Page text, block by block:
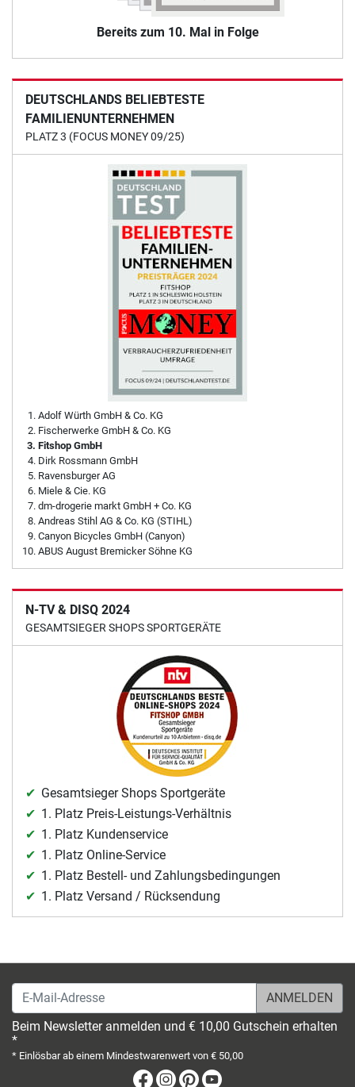
Bereits zum 10. Mal in Folge
DEUTSCHLANDS BELIEBTESTE
FAMILIENUNTERNEHMEN
PLATZ 3 (FOCUS MONEY 09/25)
Adolf Würth GmbH & Co. KG
Fischerwerke GmbH & Co. KG
Fitshop GmbH
Dirk Rossmann GmbH
Ravensburger AG
Miele & Cie. KG
dm-drogerie markt GmbH + Co. KG
Andreas Stihl AG & Co. KG (STIHL)
Canyon Bicycles GmbH (Canyon)
ABUS August Bremicker Söhne KG
N-TV & DISQ 2024
GESAMTSIEGER SHOPS SPORTGERÄTE
Gesamtsieger Shops Sportgeräte
1. Platz Preis-Leistungs-Verhältnis
1. Platz Kundenservice
1. Platz Online-Service
1. Platz Bestell- und Zahlungsbedingungen
1. Platz Versand / Rücksendung
E-Mail-Adresse
Beim Newsletter anmelden und € 10,00 Gutschein erhalten
*
* Einlösbar ab einem Mindestwarenwert von € 50,00
Facebook
Instagram
Pinterest